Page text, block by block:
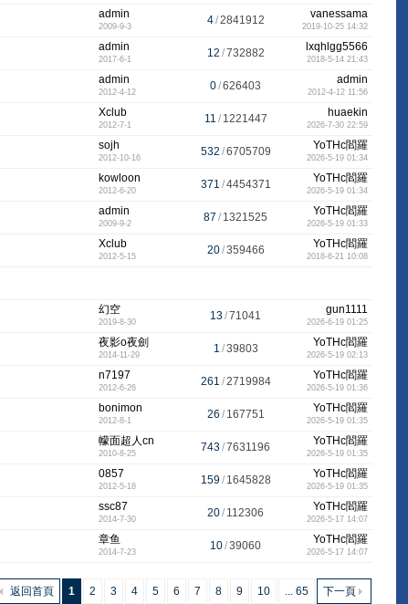
admin
2009-9-3
4/2841912 vanessama
2019-10-25 14:32
admin
2017-6-1
12 /732882 lxqhlgg5566
2018-5-14 21:43
admin
2012-4-12
0/626403 admin
2012-4-12 11:56
Xclub
2012-7-1
11 / 1221447 huaekin
2026-7-30 22:59
sojh
2012-10-16
532 /6705709 YoTHc閻羅
2026-5-19 01:34
kowloon
2012-6-20
371 /4454371 YoTHc閻羅
2026-5-19 01:34
admin
2009-9-2
87 / 1321525 YoTHc閻羅
2026-5-19 01:33
Xclub
2012-5-15
20/359466 YoTHc閻羅
2018-6-21 10:08
幻空
2019-8-30
13/71041 gun1111
2026-6-19 01:25
夜影o夜劍
2014-11-29
1 /39803 YoTHc閻羅
2026-5-19 02:13
n7197
2012-6-26
261 /2719984 YoTHc閻羅
2026-5-19 01:36
bonimon
2012-8-1
26 / 167751 YoTHc閻羅
2026-5-19 01:35
幪面超人cn
2010-8-25
743/7631196 YoTHc閻羅
2026-5-19 01:35
0857
2012-5-18
159/ 1645828 YoTHc閻羅
2026-5-19 01:35
ssc87
2014-7-30
20/ 112306 YoTHc閻羅
2026-5-17 14:07
章鱼
2014-7-23
10/39060 YoTHc閻羅
2026-5-17 14:07
1 2 3 4 5 6 7 8 9 10 ... 65 下一頁
返回首頁